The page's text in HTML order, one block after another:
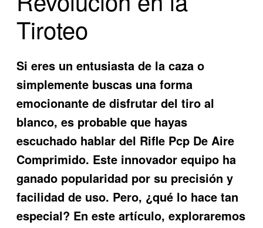
Tiroteo
Si eres un entusiasta de la caza o
simplemente buscas una forma
emocionante de disfrutar del tiro al
blanco, es probable que hayas
escuchado hablar del Rifle Pcp De Aire
Comprimido. Este innovador equipo ha
ganado popularidad por su precisión y
facilidad de uso. Pero, ¿qué lo hace tan
especial? En este artículo, exploraremos